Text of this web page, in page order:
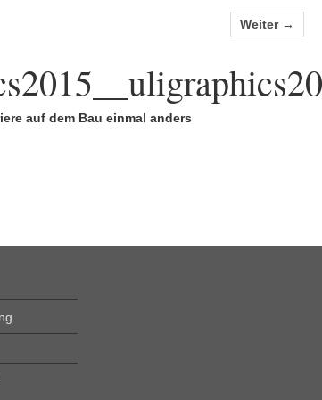
Weiter →
auf dem Bau einmal anders